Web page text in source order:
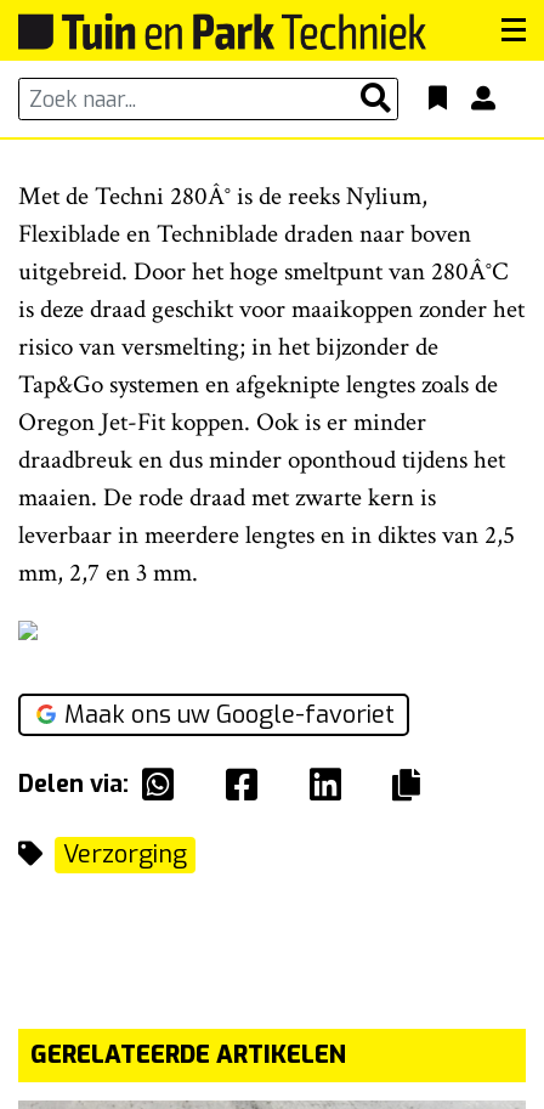
Met de Techni 280Â° is de reeks Nylium,
Flexiblade en Techniblade draden naar boven
uitgebreid. Door het hoge smeltpunt van 280Â°C
is deze draad geschikt voor maaikoppen zonder het
risico van versmelting; in het bijzonder de
Tap&Go systemen en afgeknipte lengtes zoals de
Oregon Jet-Fit koppen. Ook is er minder
draadbreuk en dus minder oponthoud tijdens het
maaien. De rode draad met zwarte kern is
leverbaar in meerdere lengtes en in diktes van 2,5
mm, 2,7 en 3 mm.
Maak ons uw Google-favoriet
Delen via:
Verzorging
GERELATEERDE ARTIKELEN